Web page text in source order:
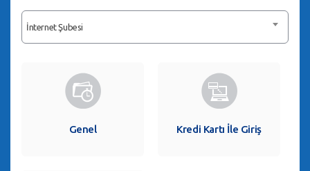
İnternet Şubesi
Genel Kredi Kartı İle Giriş